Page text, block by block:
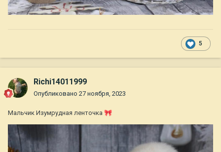
5
Richi14011999
Опубликовано 27 ноября, 2023
Мальчик Изумрудная ленточка 🎀